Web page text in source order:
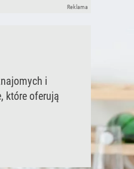
Reklama
i
które oferują